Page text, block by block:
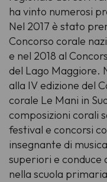
ha vinto numerosi
Nel 2017 è stato
Concorso corale
e nel 2018 al
del Lago Maggiore.
alla IV edizione del
corale Le Mani in
composizioni corali
festival e concorsi
insegnante di
superiori e
nella scuola